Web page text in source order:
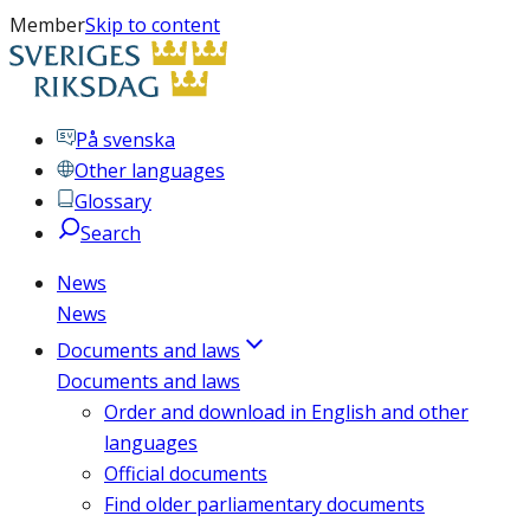
MemberSkip to content
På svenska
Other languages
Glossary
Search
News
News
Documents and laws
Documents and laws
Order and download in English and other
languages
Official documents
Find older parliamentary documents